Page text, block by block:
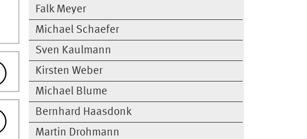
Falk Meyer
Michael Schaefer
Sven Kaulmann
Kirsten Weber
Michael Blume
Bernhard Haasdonk
Martin Drohmann